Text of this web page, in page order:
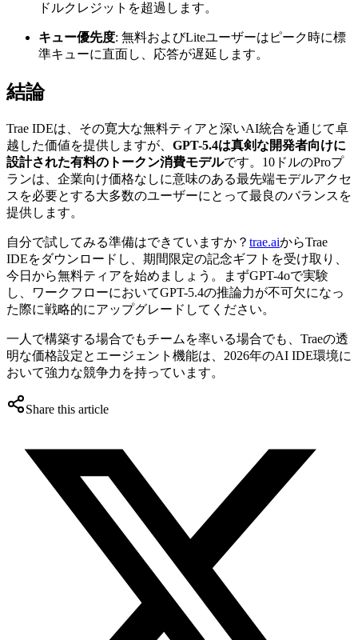
ドルクレジットを超過します。
キュー優先度: 無料およびLiteユーザーはピーク時に標
準キューに直面し、応答が遅延します。
結論
Trae IDEは、その寛大な無料ティアと深いAI統合を通じて卓
越した価値を提供しますが、 GPT-5.4は真剣な開発者向けに
設計された有料のトークン消費モデルです。10ドルのProプ
ランは、企業向け価格なしに意味のある最先端モデルアクセ
スを必要とする大多数のユーザーにとって最良のバランスを
提供します。
自分で試してみる準備はできていますか？ trae.aiからTrae
IDEをダウンロードし、期間限定の記念ギフトを受け取り、
今日から無料ティアを始めましょう。まずGPT-4oで実験
し、ワークフローにおいてGPT-5.4の推論力が不可欠になっ
た際に戦略的にアップグレードしてください。
一人で構築する場合でもチームを率いる場合でも、Traeの透
明な価格設定とエージェント機能は、2026年のAI IDE環境に
おいて強力な競争力を持っています。
Share this article